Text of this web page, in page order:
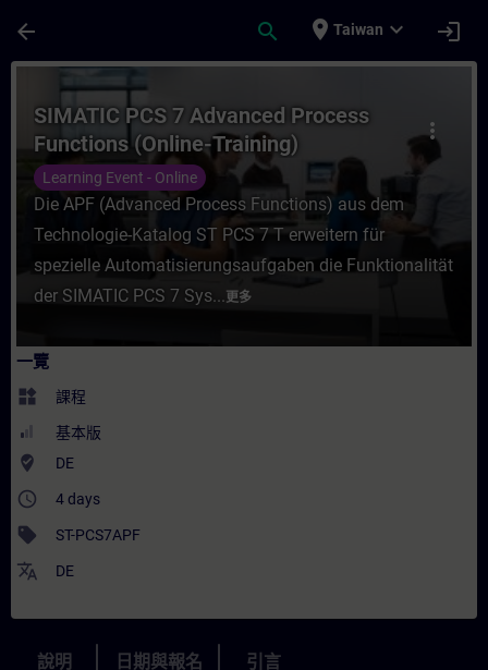
arrow_back search place Taiwan expand_more login
課程 - SIMATIC PCS 7 Advanced
more_vert
SIMATIC PCS 7 Advanced Process
Functions (Online-Training)
Learning Event - Online
Die APF (Advanced Process Functions) aus dem
Technologie-Katalog ST PCS 7 T erweitern für
spezielle Automatisierungsaufgaben die Funktionalität
der SIMATIC PCS 7 Sys...更多
一覽
widgets 課程
基本版
where_to_vote DE
access_time 4 days
sell ST-PCS7APF
translate DE
說明 日期與報名 引言